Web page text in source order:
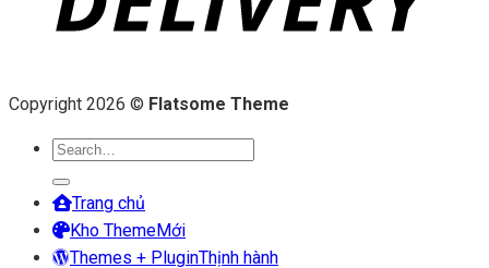
Copyright 2026 © Flatsome Theme
Search
for:
Trang chủ
Kho Theme
Themes + Plugin